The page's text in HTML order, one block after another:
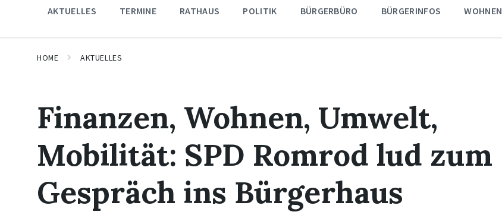
AKTUELLES TERMINE RATHAUS POLITIK BÜRGERBÜRO BÜRGERINFOS WOHNEN
HOME AKTUELLES
Finanzen, Wohnen, Umwelt,
Mobilität: SPD Romrod lud zum
Gespräch ins Bürgerhaus